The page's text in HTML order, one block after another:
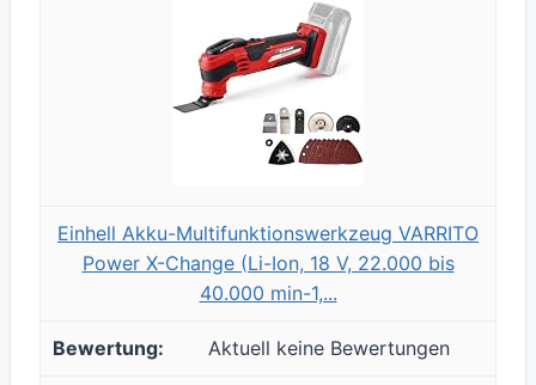
Einhell Akku-Multifunktionswerkzeug VARRITO
Power X-Change (Li-Ion, 18 V, 22.000 bis
40.000 min-1,...
Aktuell keine Bewertungen